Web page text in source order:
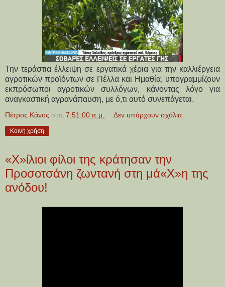
Την τεράστια έλλειψη σε εργατικά χέρια για την καλλιέργεια
αγροτικών προϊόντων σε Πέλλα και Ημαθία, υπογραμμίζουν
εκπρόσωποι αγροτικών συλλόγων, κάνοντας λόγο για
αναγκαστική αγρανάπαυση, με ό,τι αυτό συνεπάγεται.
Πέτρος Κάνος στις 7:51:00 π.μ. Δεν υπάρχουν σχόλια:
Κοινή χρήση
«Χ»ίλιοι φίλοι της κράτησαν την
Προσοτσάνη ζωντανή στη μά«Χ»η της
ανόδου!